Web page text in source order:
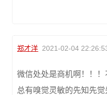
郑才洋 2021-02-04
微信处处是商机啊！！！
总有嗅觉灵敏的先知先觉